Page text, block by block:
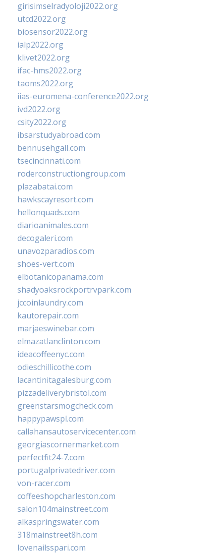
girisimselradyoloji2022.org
utcd2022.org
biosensor2022.org
ialp2022.org
klivet2022.org
ifac-hms2022.org
taoms2022.org
iias-euromena-conference2022.org
ivd2022.org
csity2022.org
ibsarstudyabroad.com
bennusehgall.com
tsecincinnati.com
roderconstructiongroup.com
plazabatai.com
hawkscayresort.com
hellonquads.com
diarioanimales.com
decogaleri.com
unavozparadios.com
shoes-vert.com
elbotanicopanama.com
shadyoaksrockportrvpark.com
jccoinlaundry.com
kautorepair.com
marjaeswinebar.com
elmazatlanclinton.com
ideacoffeenyc.com
odieschillicothe.com
lacantinitagalesburg.com
pizzadeliverybristol.com
greenstarsmogcheck.com
happypawspl.com
callahansautoservicecenter.com
georgiascornermarket.com
perfectfit24-7.com
portugalprivatedriver.com
von-racer.com
coffeeshopcharleston.com
salon104mainstreet.com
alkaspringswater.com
318mainstreet8h.com
lovenailsspari.com